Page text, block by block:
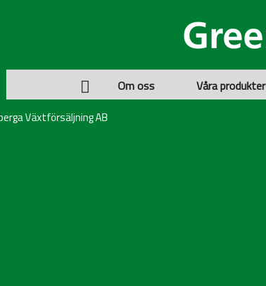
Om oss Våra produkter
Växtförsäljning AB